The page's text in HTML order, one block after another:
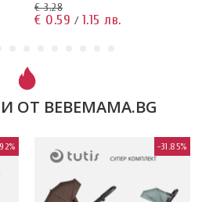
€ 3.28
€ 0.59 / 1.15 лв.
BEBEMAMA.BG
-31.85%